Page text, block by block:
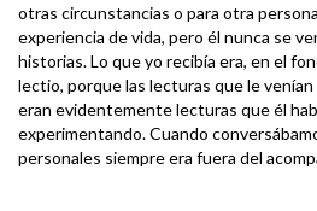
otras circunstancias o para otra
experiencia de vida, pero él nunca se
historias. Lo que yo recibía era, en el
lectio, porque las lecturas que le venían
eran evidentemente lecturas que él
experimentando. Cuando
personales siempre era fuera del